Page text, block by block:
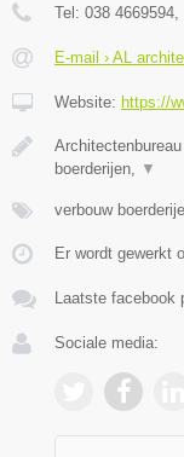
Tel: 038 4669594,
E-mail › AL
Website: https://
boerderijen, ▼
verbouw
Er wordt gewerkt
Laatste facebook
Sociale media: